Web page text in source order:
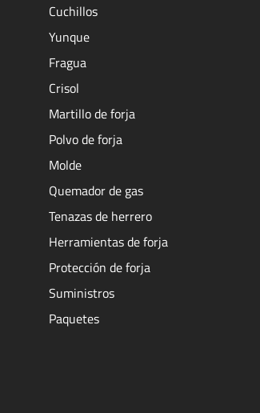
Cuchillos
Yunque
Fragua
Crisol
Martillo de forja
Polvo de forja
Molde
Quemador de gas
Tenazas de herrero
Herramientas de forja
Protección de forja
Suministros
Paquetes